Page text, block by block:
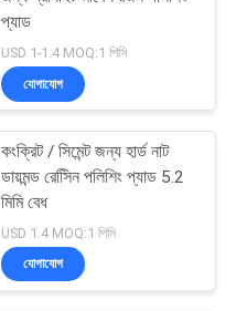
প্যাড
USD 1-1.4 MOQ:1 পিসি
যোগাযোগ
কংক্রিট / সিমেন্ট জন্য হার্ড নাট
ডায়মন্ড রেসিিন পলিশিং প্যাড 5.2
মিমি বেধ
USD 1.4 MOQ:1 পিসি
যোগাযোগ